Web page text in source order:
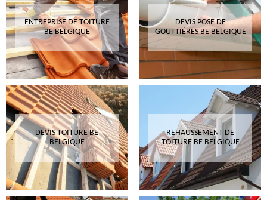
ENTREPRISE DE TOITURE
BE BELGIQUE
DEVIS POSE DE
GOUTTIÈRES BE BELGIQUE
DEVIS TOITURE BE
BELGIQUE
REHAUSSEMENT DE
TOITURE BE BELGIQUE